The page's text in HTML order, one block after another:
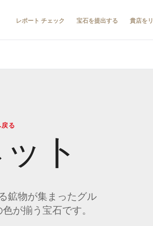
レポート チェック 宝石を提出する 貴店を
る
ト
鉱物が集まったグル
が揃う宝石です。